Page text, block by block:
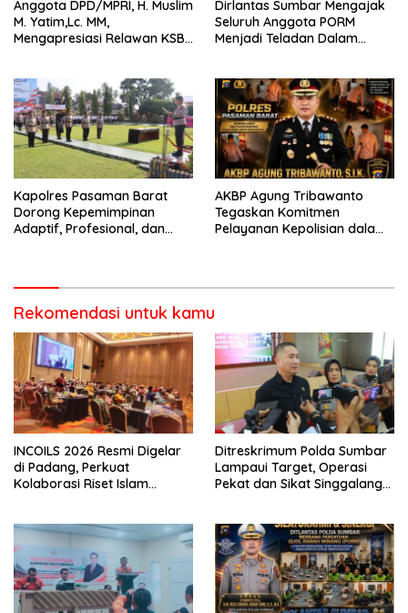
Anggota DPD/MPRI, H. Muslim
M. Yatim,Lc. MM,
Mengapresiasi Relawan KSB
Bencana
Dirlantas Sumbar Mengajak
Seluruh Anggota PORM
Menjadi Teladan Dalam
Perlengkapan Keselamatan
Berkendara
Kapolres Pasaman Barat
Dorong Kepemimpinan
Adaptif, Profesional, dan
AKBP Agung Tribawanto
Tegaskan Komitmen
Pelayanan Kepolisian dalam
Rekomendasi untuk kamu
INCOILS 2026 Resmi Digelar
di Padang, Perkuat
Kolaborasi Riset Islam
Ditreskrimum Polda Sumbar
Lampaui Target, Operasi
Pekat dan Sikat Singgalang